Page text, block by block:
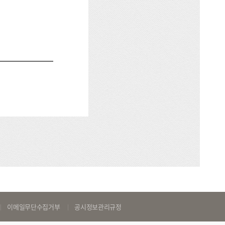
이메일무단수집거부 공시정보관리규정